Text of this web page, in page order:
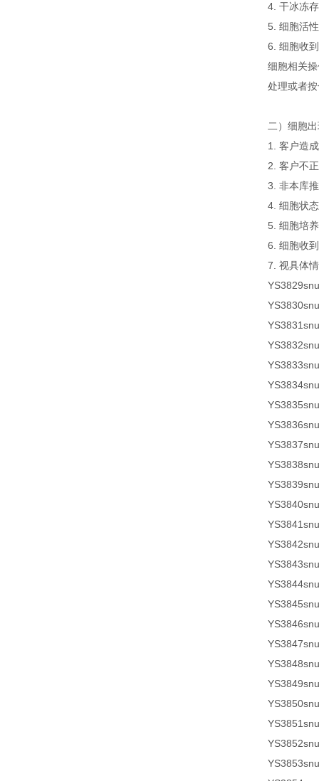
4. 干冰冻
5. 细胞活
6. 细胞收
细胞相关
处理或者
二）细胞
1. 客户造
2. 客户不
3. 非本库
4. 细胞状
5. 细胞培
6. 细胞收
7. 视具体
YS3829